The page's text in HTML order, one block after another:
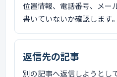
位置情報、電話番号、メー
書いていないか確認します。
返信先の記事
別の記事へ返信しようとし